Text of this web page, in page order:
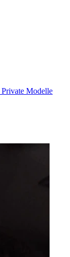
Private Modelle